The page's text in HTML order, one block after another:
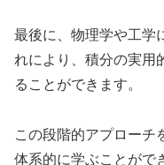
最後に、物理学や工学
れにより、積分の実用
ることができます。
この段階的アプローチ
体系的に学ぶことがで